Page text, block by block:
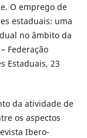
O emprego de
estaduais: uma
no âmbito da
Federação
Estaduais, 23
da atividade de
os aspectos
Ibero-